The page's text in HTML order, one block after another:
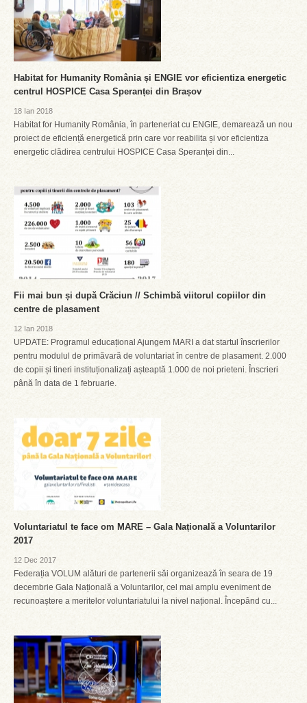
Habitat for Humanity România și ENGIE vor eficientiza energetic
centrul HOSPICE Casa Speranței din Brașov
18 Ian 2018
Habitat for Humanity România, în parteneriat cu ENGIE, demarează un nou
proiect de eficiență energetică prin care vor reabilita și vor eficientiza
energetic clădirea centrului HOSPICE Casa Speranței din...
Fii mai bun și după Crăciun // Schimbă viitorul copiilor din
centre de plasament
12 Ian 2018
UPDATE: Programul educațional Ajungem MARI a dat startul înscrierilor
pentru modulul de primăvară de voluntariat în centre de plasament. 2.000
de copii și tineri instituționalizați așteaptă 1.000 de noi prieteni. Înscrieri
până în data de 1 februarie.
Voluntariatul te face om MARE – Gala Națională a Voluntarilor
2017
12 Dec 2017
Federația VOLUM alături de partenerii săi organizează în seara de 19
decembrie Gala Națională a Voluntarilor, cel mai amplu eveniment de
recunoaștere a meritelor voluntariatului la nivel național. Începând cu...